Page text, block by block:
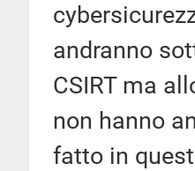
andranno
CSIRT ma
non hanno
fatto in